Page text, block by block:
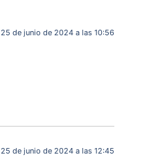
25 de junio de 2024 a las 10:56
25 de junio de 2024 a las 12:45